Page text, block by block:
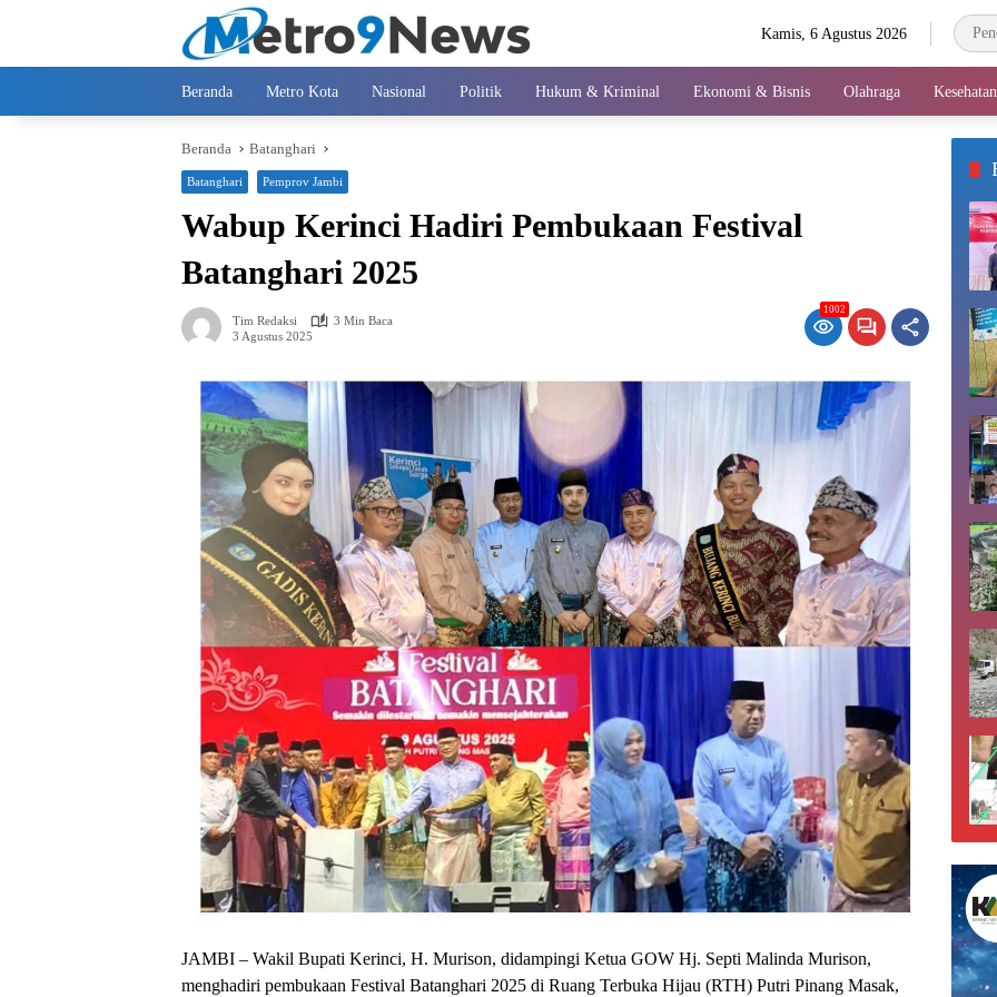
Kamis, 6 Agustus 2026
Beranda Metro Kota Nasional Politik Hukum & Kriminal Ekonomi & Bisnis Olahraga Kesehatan
Beranda Batanghari
Batanghari Pemprov Jambi
Wabup Kerinci Hadiri Pembukaan Festival
Batanghari 2025
Tim Redaksi
3 Min Baca
3 Agustus 2025
1002
JAMBI – Wakil Bupati Kerinci, H. Murison, didampingi Ketua GOW Hj. Septi Malinda Murison,
menghadiri pembukaan Festival Batanghari 2025 di Ruang Terbuka Hijau (RTH) Putri Pinang Masak,